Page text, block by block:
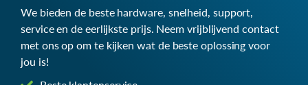
We bieden de beste hardware, snelheid, support,
service en de eerlijkste prijs. Neem vrijblijvend contact
met ons op om te kijken wat de beste oplossing voor
jou is!